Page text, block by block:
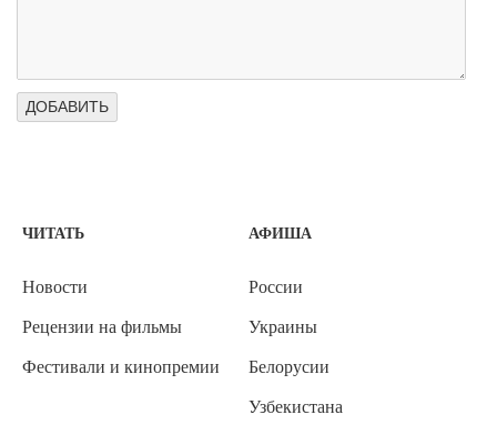
ЧИТАТЬ
Новости
Рецензии на фильмы
Фестивали и кинопремии
АФИША
России
Украины
Белорусии
Узбекистана